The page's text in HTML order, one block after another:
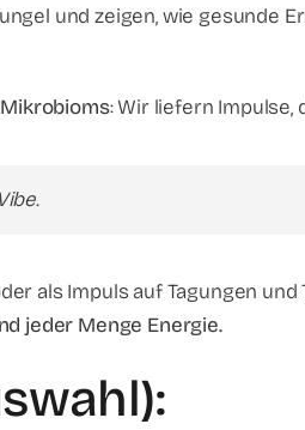
und zeigen, wie gesunde
Mikrobioms: Wir liefern
als Impuls auf Tagungen und
jeder Menge Energie.